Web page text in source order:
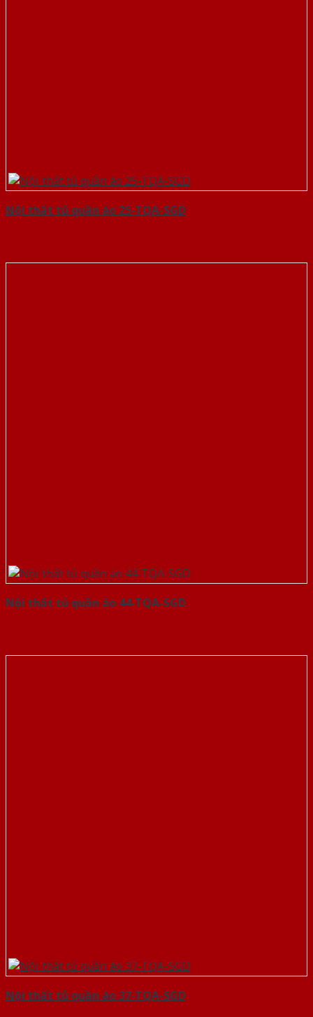
Nội thất tủ quần áo 25-TQA-SGD
Nội thất tủ quần áo 44-TQA-SGD
Nội thất tủ quần áo 37-TQA-SGD